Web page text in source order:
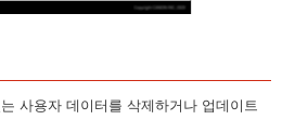
사용자 데이터를 삭제하거나 업데이트